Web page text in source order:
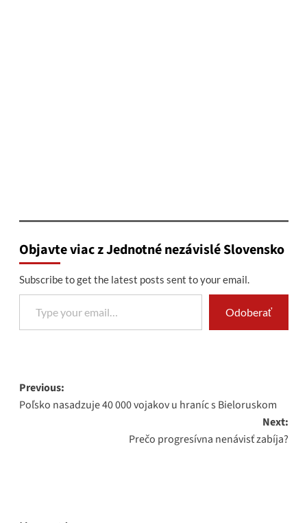
Objavte viac z Jednotné nezávislé Slovensko
Subscribe to get the latest posts sent to your email.
Type your email…
Odoberať
Post
navigation
Previous:
Poľsko nasadzuje 40 000 vojakov u hraníc s Bieloruskom
Next:
Prečo progresívna nenávisť zabíja?